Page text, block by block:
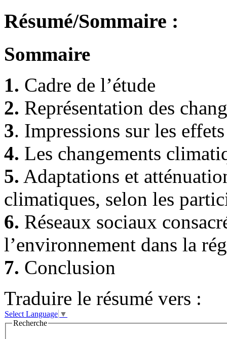
Résumé/Sommaire :
Sommaire
1. Cadre de l’étude
2. Représentation des
3. Impressions sur les
4. Les changements
5. Adaptations et
climatiques, selon les
6. Réseaux sociaux
l’environnement dans la
7. Conclusion
Traduire le résumé vers :
Select Language ▼
Recherche